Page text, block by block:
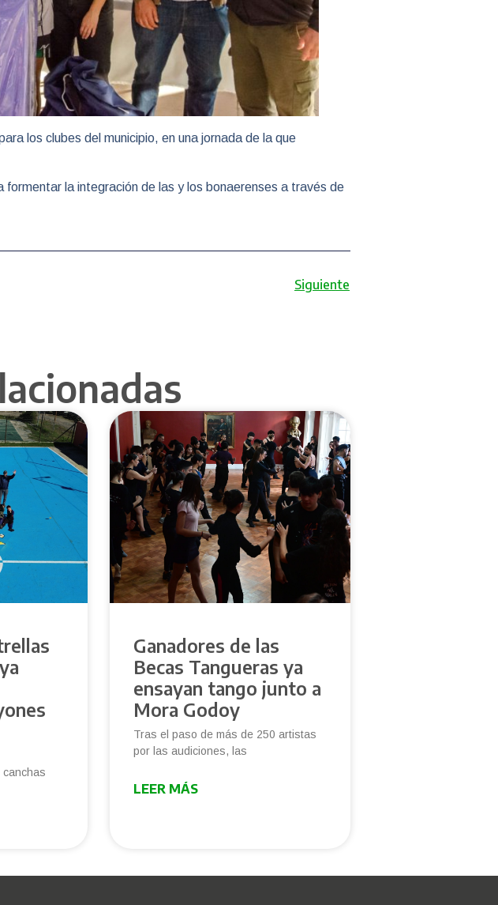
los clubes del municipio, en una jornada de la que
la integración de las y los bonaerenses a través de
Siguiente
Ganadores de las
Becas Tangueras ya
ensayan tango junto a
Mora Godoy
Tras el paso de más de 250 artistas
por las audiciones, las
LEER MÁS